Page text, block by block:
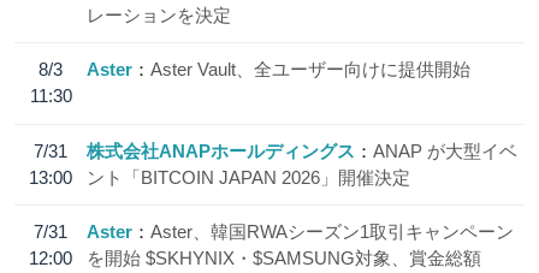
レーションを決定
8/3
11:30
Aster Aster Vault、全ユーザー向けに提供開始
7/31
13:00
株式会社ANAPホールディングス
ANAP が大型イベ
ント「BITCOIN JAPAN 2026」開催決定
7/31
12:00
Aster
Aster、韓国RWAシーズン1取引キャンペーン
を開始 $SKHYNIX・$SAMSUNG対象、賞金総額